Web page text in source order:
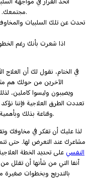
اتخذ القرار في مواجهة
مجتمعك. الحل يكمن في إدراك مخاوفك ومواجهتها.
تحدث عن تلك السلبيات
اذا شعرت بأنك رغم
في الختام، نقول لك أن العلاج
الآخرين من حولك هم
ويصيبون وليسوا كاملين،
تعددت الطرق العلاجية فإننا
وقناعة بذلك وبأهمية العلاج، وبأن أولى خطوات العلاج تبدأ بقرار منك.
لذا عليك أن تفكر في مخاوفك
مشاعرك عند التعرض لها. حتى
النفسي على تحديد الخطة
آنفا التي من شأنها أن تقلل
بالتدريج وبخطوات